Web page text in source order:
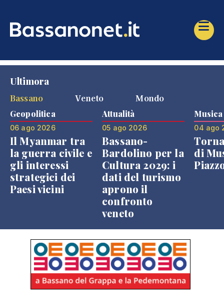
Ultimora
Bassano
Veneto Mondo
Geopolitica
06 ago 2026
Il Myanmar tra
la guerra civile e
gli interessi
strategici dei
Paesi vicini
Attualità
05 ago 2026
Bassano-
Bardolino per la
Cultura 2029: i
dati del turismo
aprono il
confronto
veneto
Musica
04 ago
di